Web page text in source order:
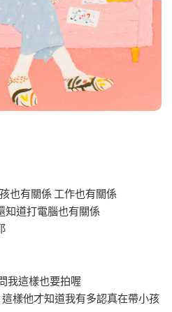
也有關係 工作也有關係
知道打電腦也有關係
我這樣也要拍喔
樣他才知道我有多認真在帶小孩